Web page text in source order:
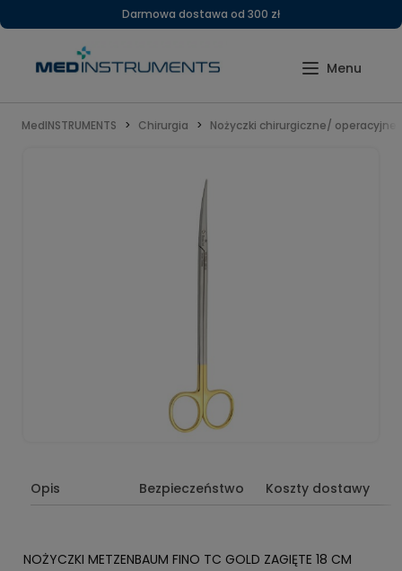
Darmowa dostawa od 300 zł
MedINSTRUMENTS Chirurgia Nożyczki chirurgiczne/ operacyjne
Opis Bezpieczeństwo Koszty dostawy
NOŻYCZKI METZENBAUM FINO TC GOLD ZAGIĘTE 18 CM